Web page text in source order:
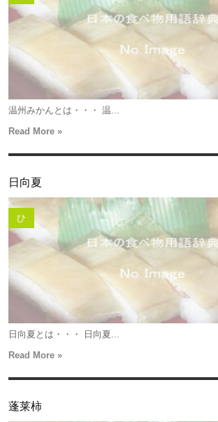
温州みかんとは・・・ 温...
Read More »
日向夏
ひ
日向夏とは・・・ 日向夏...
Read More »
蓬莱柿